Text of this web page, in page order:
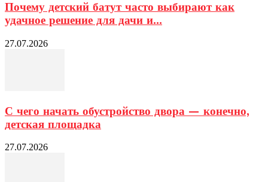
Почему детский батут часто выбирают как
удачное решение для дачи и...
27.07.2026
С чего начать обустройство двора — конечно,
детская площадка
27.07.2026